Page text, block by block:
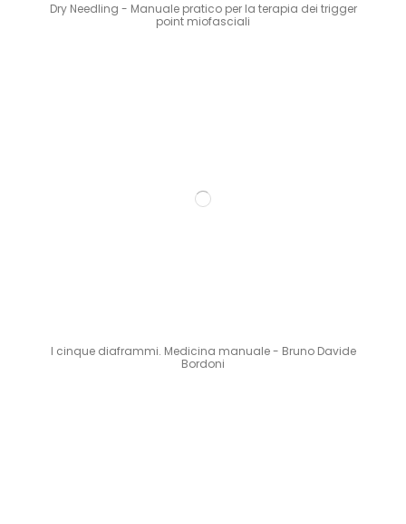
Dry Needling - Manuale pratico per la terapia dei trigger
point miofasciali
I cinque diaframmi. Medicina manuale - Bruno Davide
Bordoni